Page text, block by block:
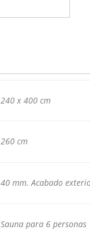
240 x 400 cm
260 cm
40 mm. Acabado
Sauna para 6 personas